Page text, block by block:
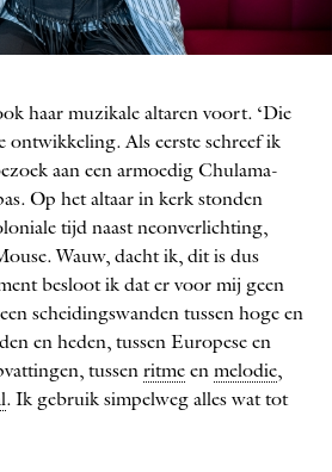
haar muzikale altaren voort. ‘Die
ontwikkeling. Als eerste schreef ik
aan een armoedig Chulama-
Op het altaar in kerk stonden
tijd naast neonverlichting,
Wauw, dacht ik, dit is dus
besloot ik dat er voor mij geen
scheidingswanden tussen hoge en
en heden, tussen Europese en
tussen ritme en melodie,
. Ik gebruik simpelweg alles wat tot